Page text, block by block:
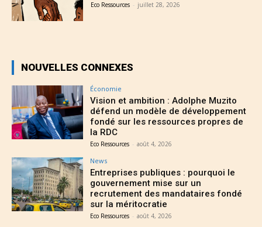
Eco Ressources - juillet 28, 2026
NOUVELLES CONNEXES
Économie
Vision et ambition : Adolphe Muzito
défend un modèle de développement
fondé sur les ressources propres de
la RDC
Eco Ressources - août 4, 2026
News
Entreprises publiques : pourquoi le
gouvernement mise sur un
recrutement des mandataires fondé
sur la méritocratie
Eco Ressources - août 4, 2026